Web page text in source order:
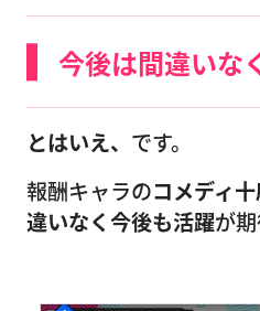
今後は間違いな
とはいえ、 です。
報酬キャラのコメディ
違いなく今後も活躍が期